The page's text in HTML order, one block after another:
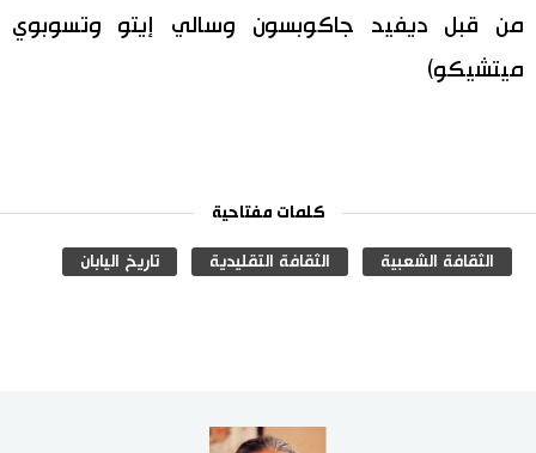
من قبل ديفيد جاكوبسون وسالي إيتو وتسوبوي
ميتشيكو)
كلمات مفتاحية
الثقافة الشعبية الثقافة التقليدية تاريخ اليابان